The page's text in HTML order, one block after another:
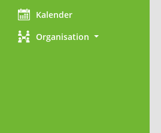
Kalender
Organisation